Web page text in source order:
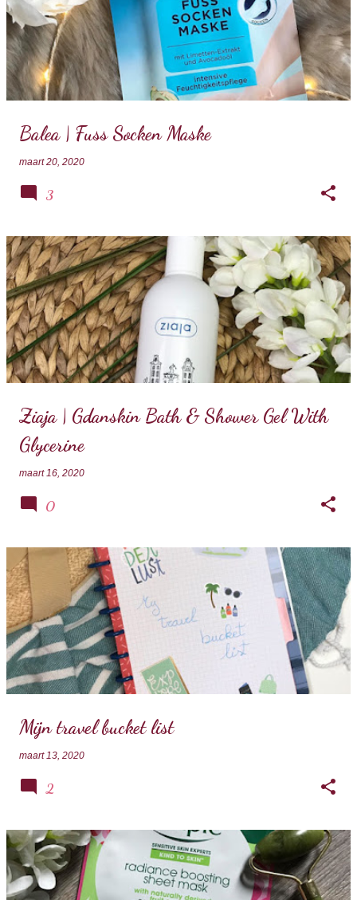
Balea | Fuss Socken Maske
maart 20, 2020
3
Ziaja | Gdanskin Bath & Shower Gel With
Glycerine
maart 16, 2020
0
Mijn travel bucket list
maart 13, 2020
2